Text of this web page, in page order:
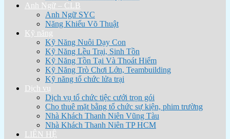
Anh Ngữ – CLB
Anh Ngữ SYC
Năng Khiếu Võ Thuật
Kỹ năng
Kỹ Năng Nuôi Dạy Con
Kỹ Năng Lều Trại, Sinh Tồn
Kỹ Năng Tồn Tại Và Thoát Hiểm
Kỹ Năng Trò Chơi Lớn, Teambuilding
Kỹ năng tổ chức lửa trại
Dịch vụ
Dịch vụ tổ chức tiệc cưới trọn gói
Cho thuê mặt bằng tổ chức sự kiện, phim trường
Nhà Khách Thanh Niên Vũng Tàu
Nhà Khách Thanh Niên TP HCM
LIÊN HỆ